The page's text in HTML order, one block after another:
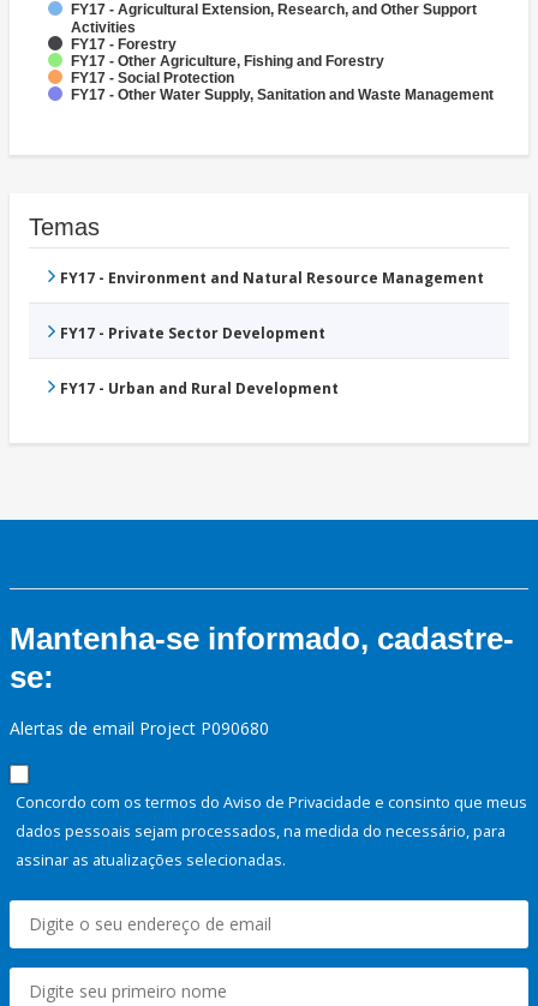
FY17 - Agricultural Extension, Research, and Other Support
Activities
FY17 - Forestry
FY17 - Other Agriculture, Fishing and Forestry
FY17 - Social Protection
FY17 - Other Water Supply, Sanitation and Waste Management
Temas
FY17 - Environment and Natural Resource Management
FY17 - Private Sector Development
FY17 - Urban and Rural Development
Mantenha-se informado, cadastre-
se:
Alertas de email Project P090680
Concordo com os termos do Aviso de Privacidade e consinto que meus
dados pessoais sejam processados, na medida do necessário, para
assinar as atualizações selecionadas.